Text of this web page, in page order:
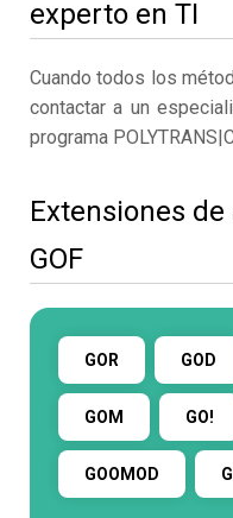
experto en TI
Cuando todos los
contactar a un
programa
Extensiones
GOF
GOR GOD
GOM GO!
GOOMOD